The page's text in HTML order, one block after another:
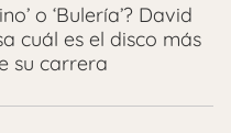
o ‘Bulería’? David
cuál es el disco más
su carrera